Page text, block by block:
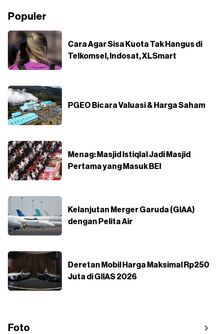
Populer
Cara Agar Sisa Kuota Tak Hangus di
Telkomsel, Indosat, XLSmart
PGEO Bicara Valuasi & Harga Saham
Menag: Masjid Istiqlal Jadi Masjid
Pertama yang Masuk BEI
Kelanjutan Merger Garuda (GIAA)
dengan Pelita Air
Deretan Mobil Harga Maksimal Rp250
Juta di GIIAS 2026
Foto